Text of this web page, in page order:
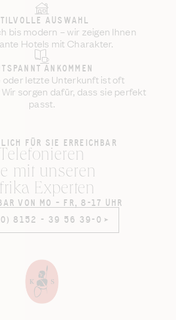
AUSWAHL
bis modern – wir zeigen Ihnen
Hotels mit Charakter.
ANKOMMEN
oder letzte Unterkunft ist oft
sorgen dafür, dass sie perfekt
passt.
FÜR SIE ERREICHBAR
Telefonieren
mit unseren
Experten
VON MO – FR, 8-17 UHR
8152 - 39 56 39-0
8152 - 39 56 39-0